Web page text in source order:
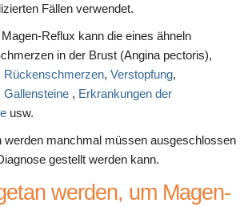
Fällen verwendet.
Reflux kann die eines ähneln
in der Brust (Angina pectoris),
Rückenschmerzen, Verstopfung,
Gallensteine ​​, Erkrankungen der
usw.
werden manchmal müssen ausgeschlossen
gestellt werden kann.
werden, um Magen-